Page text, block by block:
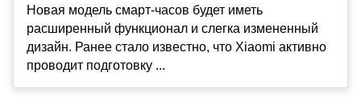
Новая модель смарт-часов будет иметь
расширенный функционал и слегка измененный
дизайн. Ранее стало известно, что Xiaomi активно
проводит подготовку ...